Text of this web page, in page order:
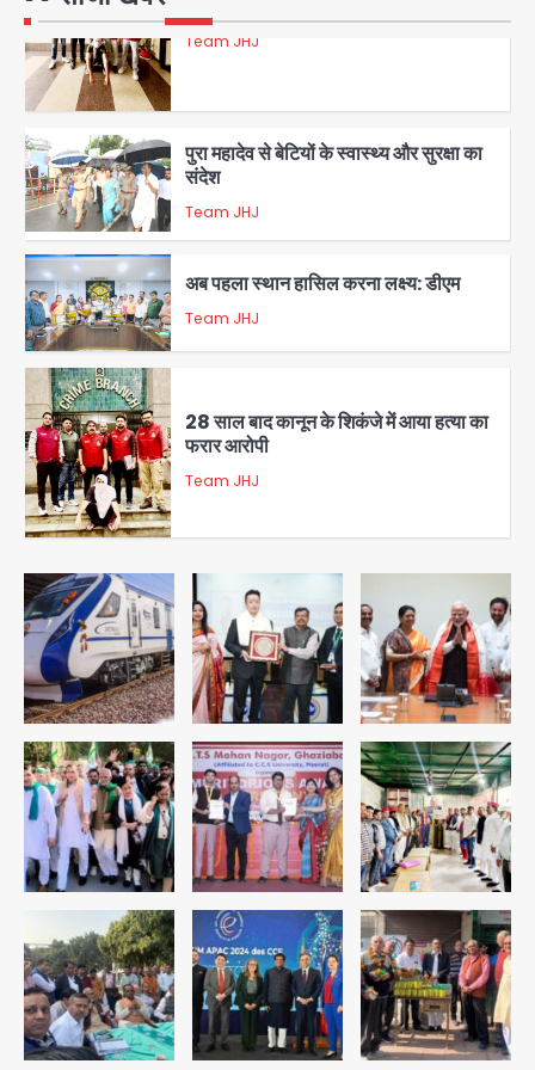
5
1
पुरा महादेव से बेटियों के स्वास्थ्य और सुरक्षा का
Team JHJ
2
अब पहला स्थान हासिल करना लक्ष्य: डीएम
Team JHJ
3
Team JHJ
4
डबल मर्डर का मुख्य साजिशकर्ता क्राइम ब्रांच
के हत्थे
Team JHJ
रोहित चौधरी गैंग का कुख्यात बदमाश राजस्थान
से गिरफ्तार
Team JHJ
1
पुरा महादेव से बेटियों के स्वास्थ्य और सुरक्षा का
संदेश
Team JHJ